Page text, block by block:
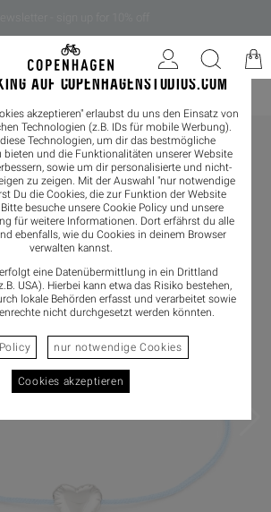
AUF COPENHAGENSTUDIOS.COM
akzeptieren" erlaubst du uns den Einsatz von
Technologien (z.B. IDs für mobile Werbung).
Technologien, um dir das bestmögliche
bieten und die Funktionalitäten unserer Website
sowie um dir personalisierte und nicht-
zu zeigen. Mit der Auswahl "nur notwendige
Du die Cookies, die zur Funktion der Website
besuche unsere Cookie Policy und unsere
für weitere Informationen. Dort erfährst du alle
ebenfalls, wie du Cookies in deinem Browser
verwalten kannst.
eine Datenübermittlung in ein Drittland
USA). Hierbei kann etwa das Risiko bestehen,
lokale Behörden erfasst und verarbeitet sowie
nicht durchgesetzt werden könnten.
nur notwendige Cookies
Cookies akzeptieren
Schmuck